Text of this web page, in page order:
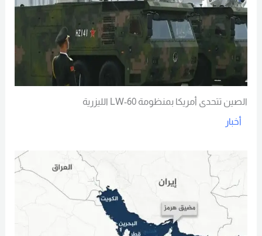
الصين تتحدى أمريكا بمنظومة LW-60 الليزرية
أخبار